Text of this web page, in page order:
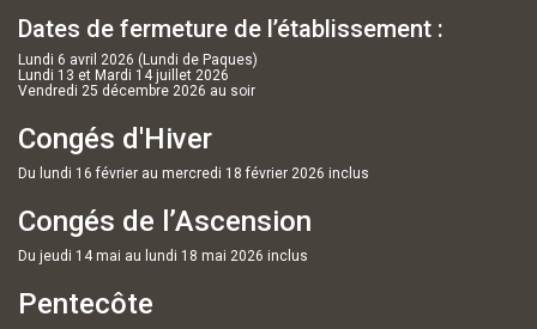
Dates de fermeture de l’établissement :
Lundi 6 avril 2026 (Lundi de Paques)
Lundi 13 et Mardi 14 juillet 2026
Vendredi 25 décembre 2026 au soir
Congés d'Hiver
Du lundi 16 février au mercredi 18 février 2026 inclus
Congés de l’Ascension
Du jeudi 14 mai au lundi 18 mai 2026 inclus
Pentecôte